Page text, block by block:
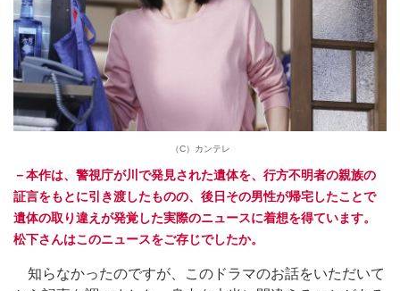
（C）カンテレ
－本作は、警視庁が川で発見された遺体を、行方不明者の親族の
証言をもとに引き渡したものの、後日その男性が帰宅したことで
遺体の取り違えが発覚した実際のニュースに着想を得ています。
松下さんはこのニュースをご存じでしたか。
知らなかったのですが、このドラマのお話をいただいて